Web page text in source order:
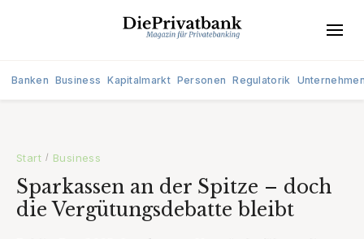
Banken Business Kapitalmarkt Personen Regulatorik
Start / Business
Sparkassen an der Spitze – doch
die Vergütungsdebatte bleibt